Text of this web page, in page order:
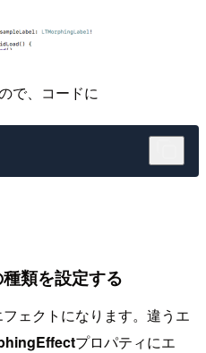
で、コードに
類を設定する
ェクトになります。違うエ
プロパティにエ